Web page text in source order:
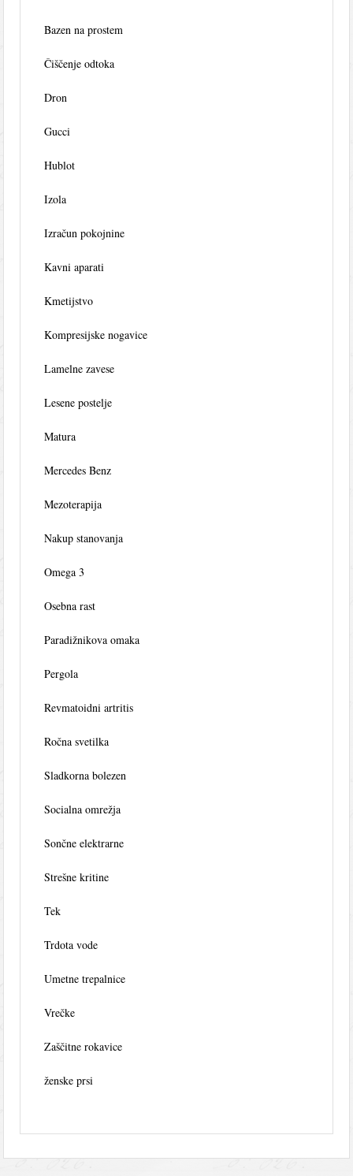
Bazen na prostem
Čiščenje odtoka
Dron
Gucci
Hublot
Izola
Izračun pokojnine
Kavni aparati
Kmetijstvo
Kompresijske nogavice
Lamelne zavese
Lesene postelje
Matura
Mercedes Benz
Mezoterapija
Nakup stanovanja
Omega 3
Osebna rast
Paradižnikova omaka
Pergola
Revmatoidni artritis
Ročna svetilka
Sladkorna bolezen
Socialna omrežja
Sončne elektrarne
Strešne kritine
Tek
Trdota vode
Umetne trepalnice
Vrečke
Zaščitne rokavice
ženske prsi